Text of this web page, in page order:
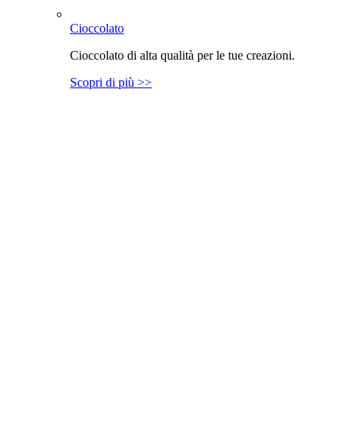
Cioccolato
Cioccolato di alta qualità per le tue creazioni.
Scopri di più >>